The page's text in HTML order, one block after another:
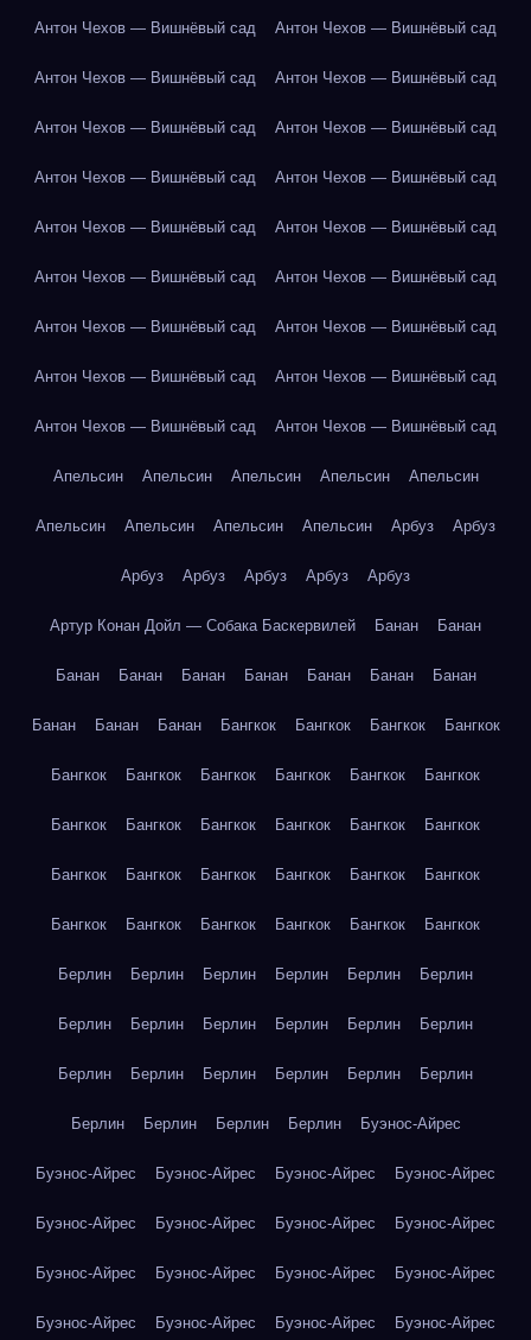
Антон Чехов — Вишнёвый сад Антон Чехов — Вишнёвый сад
Антон Чехов — Вишнёвый сад Антон Чехов — Вишнёвый сад
Антон Чехов — Вишнёвый сад Антон Чехов — Вишнёвый сад
Антон Чехов — Вишнёвый сад Антон Чехов — Вишнёвый сад
Антон Чехов — Вишнёвый сад Антон Чехов — Вишнёвый сад
Антон Чехов — Вишнёвый сад Антон Чехов — Вишнёвый сад
Антон Чехов — Вишнёвый сад Антон Чехов — Вишнёвый сад
Антон Чехов — Вишнёвый сад Антон Чехов — Вишнёвый сад
Антон Чехов — Вишнёвый сад Антон Чехов — Вишнёвый сад
Апельсин Апельсин Апельсин Апельсин Апельсин
Апельсин Апельсин Апельсин Апельсин Арбуз Арбуз
Арбуз Арбуз Арбуз Арбуз Арбуз
Артур Конан Дойл — Собака Баскервилей Банан Банан
Банан Банан Банан Банан Банан Банан Банан
Банан Банан Банан Бангкок Бангкок Бангкок Бангкок
Бангкок Бангкок Бангкок Бангкок Бангкок Бангкок
Бангкок Бангкок Бангкок Бангкок Бангкок Бангкок
Бангкок Бангкок Бангкок Бангкок Бангкок Бангкок
Бангкок Бангкок Бангкок Бангкок Бангкок Бангкок
Берлин Берлин Берлин Берлин Берлин Берлин
Берлин Берлин Берлин Берлин Берлин Берлин
Берлин Берлин Берлин Берлин Берлин Берлин
Берлин Берлин Берлин Берлин Буэнос-Айрес
Буэнос-Айрес Буэнос-Айрес Буэнос-Айрес Буэнос-Айрес
Буэнос-Айрес Буэнос-Айрес Буэнос-Айрес Буэнос-Айрес
Буэнос-Айрес Буэнос-Айрес Буэнос-Айрес Буэнос-Айрес
Буэнос-Айрес Буэнос-Айрес Буэнос-Айрес Буэнос-Айрес